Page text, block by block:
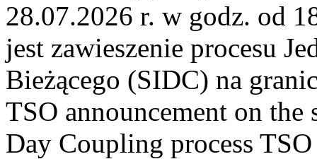
28.07.2026 r. w godz. od
jest zawieszenie procesu
Bieżącego (SIDC) na
TSO announcement on
Day Coupling process